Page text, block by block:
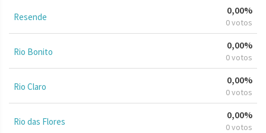
Resende
0,00%
0 votos
Rio Bonito
0,00%
0 votos
Rio Claro
0,00%
0 votos
Rio das Flores
0,00%
0 votos